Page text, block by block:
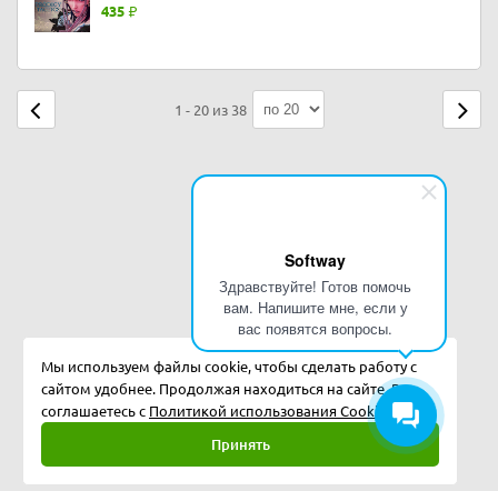
Softway
Здравствуйте! Готов помочь
вам. Напишите мне, если у
вас появятся вопросы.
435
1 - 20 из 38
Мы используем файлы cookie, чтобы сделать работу с
сайтом удобнее. Продолжая находиться на сайте, Вы
соглашаетесь с Политикой использования Cookies.
Принять